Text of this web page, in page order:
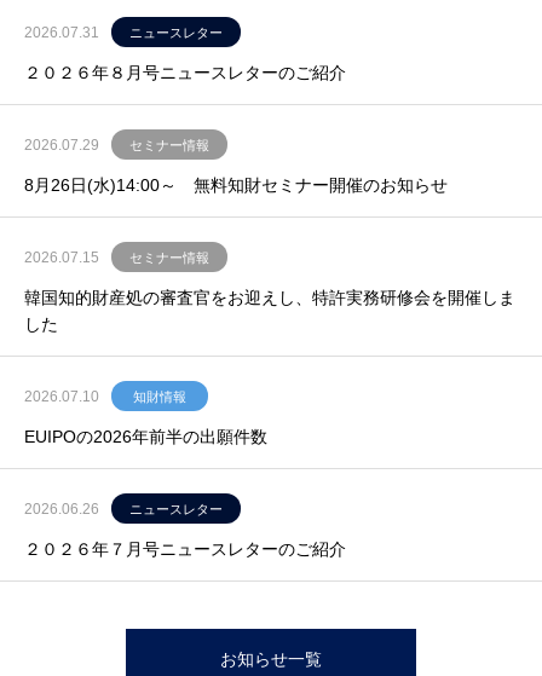
2026.07.31 ニュースレター
２０２６年８月号ニュースレターのご紹介
2026.07.29 セミナー情報
8月26日(水)14:00～ 無料知財セミナー開催のお知らせ
2026.07.15 セミナー情報
韓国知的財産処の審査官をお迎えし、特許実務研修会を開催しま
した
2026.07.10 知財情報
EUIPOの2026年前半の出願件数
2026.06.26 ニュースレター
２０２６年７月号ニュースレターのご紹介
お知らせ一覧